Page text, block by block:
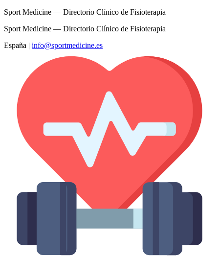
Sport Medicine — Directorio Clínico de Fisioterapia
Sport Medicine — Directorio Clínico de Fisioterapia
España | info@sportmedicine.es